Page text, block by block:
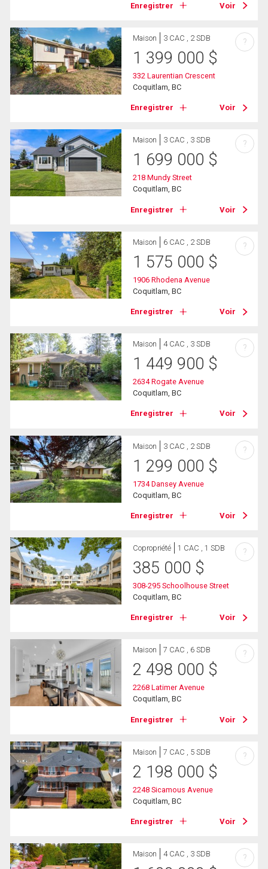
Enregistrer Voir
Maison 3 CAC , 2 SDB
1 399 000 $
332 Laurentian Crescent
Coquitlam, BC
Enregistrer Voir
?
Maison 3 CAC , 3 SDB
1 699 000 $
218 Mundy Street
Coquitlam, BC
Enregistrer Voir
?
Maison 6 CAC , 2 SDB
1 575 000 $
1906 Rhodena Avenue
Coquitlam, BC
Enregistrer Voir
?
Maison 4 CAC , 3 SDB
1 449 900 $
2634 Rogate Avenue
Coquitlam, BC
Enregistrer Voir
?
Maison 3 CAC , 2 SDB
1 299 000 $
1734 Dansey Avenue
Coquitlam, BC
Enregistrer Voir
?
Copropriété 1 CAC , 1 SDB
385 000 $
308-295 Schoolhouse Street
Coquitlam, BC
Enregistrer Voir
?
Maison 7 CAC , 6 SDB
2 498 000 $
2268 Latimer Avenue
Coquitlam, BC
Enregistrer Voir
?
Maison 7 CAC , 5 SDB
2 198 000 $
2248 Sicamous Avenue
Coquitlam, BC
Enregistrer Voir
?
Maison 4 CAC , 3 SDB ?